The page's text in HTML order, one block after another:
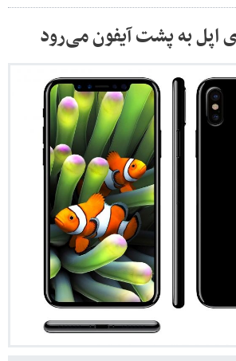
اپل به پشت آیفون می‌رود